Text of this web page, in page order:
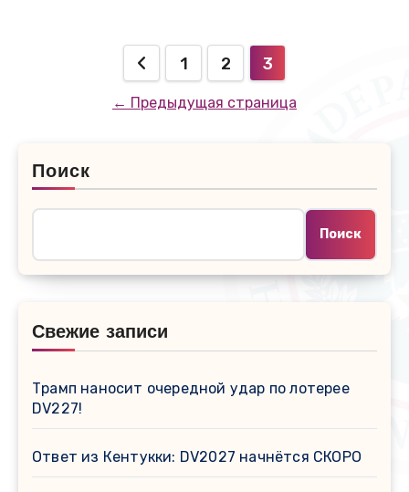
Пагинация
записей
1 2 3
← Предыдущая страница
Поиск
Поиск
Свежие записи
Трамп наносит очередной удар по лотерее
DV227!
Ответ из Кентукки: DV2027 начнётся СКОРО